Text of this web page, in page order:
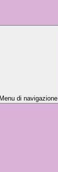
Menu di navigazione